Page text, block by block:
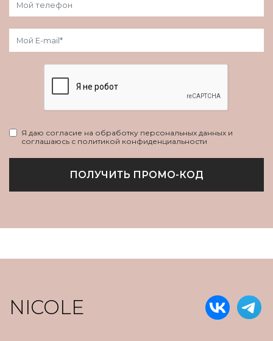
Я даю согласие на обработку персональных данных и
соглашаюсь с политикой конфиденциальности
ПОЛУЧИТЬ ПРОМО-КОД
NICOLE